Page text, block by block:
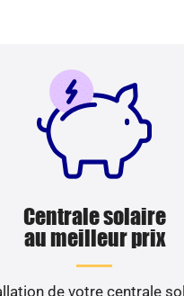
Centrale solaire
au meilleur prix
de votre centrale